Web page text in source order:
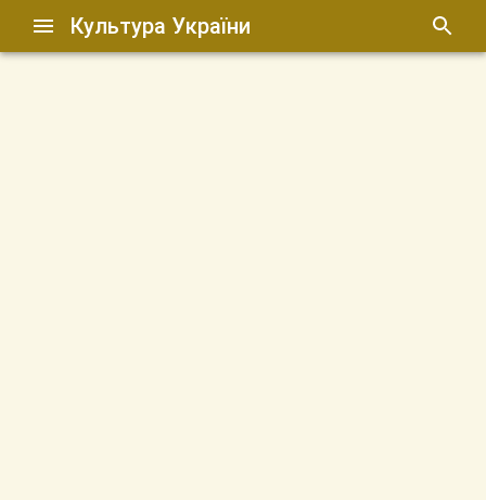
Культура України